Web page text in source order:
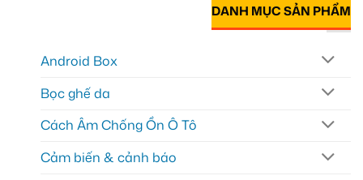
DANH MỤC SẢN PHẨM
Android Box
Bọc ghế da
Cách Âm Chống Ồn Ô Tô
Cảm biến & cảnh báo